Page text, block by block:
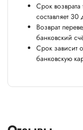
Срок
составляет
Возврат
банковский
Срок зависит
банковскую